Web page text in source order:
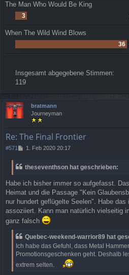
The Man Who Would Be King
3
When The Wild Wind Blows
36
Insgesamt abgegebene Stimmen:
119
bratmann
Journeyman
Re: The Final Frontier
#571
B
a
g
1. Feb 2020 20:17
theseventhson hat geschrieben:
Habe ich bisher immer so aufgefasst.
Heimat und die Passage "Kein
nur hundert geflügelte Seelen". Habe
assoziiert. Kann man natürlich vielseitig
ganz falsch
Quebec-weekend-warrior89 hat
Ich habe das Gefuhl, dass Metal
Promotionsgeschenken geht. Deshalb
extrem selten.